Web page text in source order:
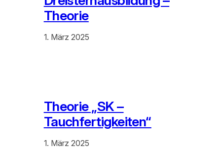
Theorie
1. März 2025
Theorie „SK –
Tauchfertigkeiten“
1. März 2025